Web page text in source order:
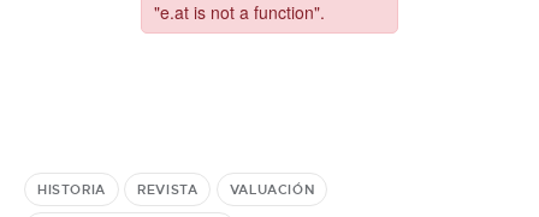
HISTORIA REVISTA VALUACIÓN